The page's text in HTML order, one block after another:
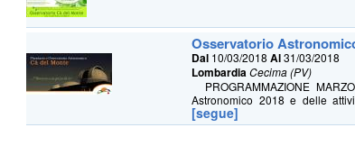
Osservatorio
Dal 10/03/2018Al31/03/2018
LombardiaCecima (PV)
PROGRAMMAZIONE
Astronomico 2018 e delle
[segue]